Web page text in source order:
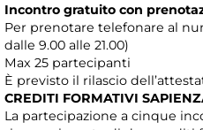
Incontro gratuito con
Per prenotare telefonare al
dalle 9.00 alle 21.00)
Max 25 partecipanti
È previsto il rilascio
CREDITI FORMATIVI
La partecipazione a cinque